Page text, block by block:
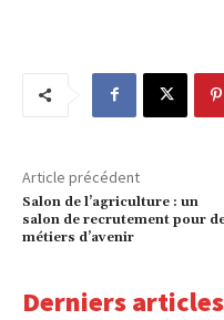
Article précédent
Salon de l’agriculture : un
salon de recrutement pour
métiers d’avenir
Derniers articles